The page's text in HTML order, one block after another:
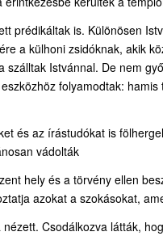
prédikáltak is. Különösen
a külhoni zsidóknak, akik
szálltak Istvánnal. De nem
folyamodtak:
és az írástudókat is
vádolták
hely és a törvény ellen
azokat a szokásokat,
Csodálkozva látták,